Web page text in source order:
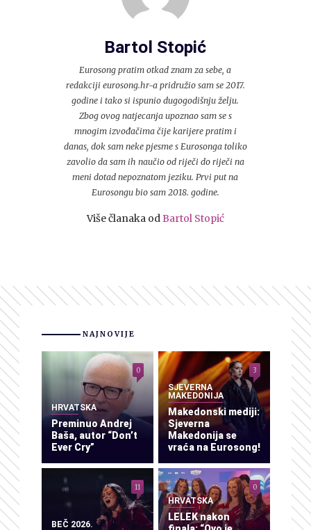
Bartol Stopić
Eurosong pratim otkad znam za sebe, a
redakciji eurosong.hr-a pridružio sam se 2017.
godine i tako si ispunio dugogodišnju želju.
Zbog ovog natjecanja upoznao sam se s
mnogim izvođačima čije karijere pratim i
danas, dok sam neke pjesme s Eurosonga toliko
zavolio da sam ih naučio od riječi do riječi na
meni dotad nepoznatom jeziku. Prvi put na
Eurosongu bio sam 2018. godine.
Više članaka odBartol Stopić
NAJNOVIJE
HRVATSKA
Preminuo Andrej
Baša, autor “Don’t
Ever Cry”
0
SJEVERNA
MAKEDONIJA
Makedonski mediji:
Sjeverna
Makedonija se
vraća na Eurosong!
3
BEČ 2026.
11
HRVATSKA
LELEK nakon
0